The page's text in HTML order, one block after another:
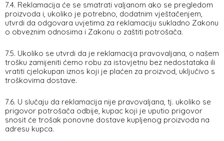
7.4. Reklamacija će se smatrati valjanom ako se pregledom
proizvoda i, ukoliko je potrebno, dodatnim vještačenjem,
utvrdi da odgovara uvjetima za reklamaciju sukladno Zakonu
o obveznim odnosima i Zakonu o zaštiti potrošača.
7.5. Ukoliko se utvrdi da je reklamacija pravovaljana, o našem
trošku zamijeniti ćemo robu za istovjetnu bez nedostataka ili
vratiti cjelokupan iznos koji je plaćen za proizvod, uključivo s
troškovima dostave.
7.6. U slučaju da reklamacija nije pravovaljana, tj. ukoliko se
prigovor potrošača odbije, kupac koji je uputio prigovor
snosit će trošak ponovne dostave kupljenog proizvoda na
adresu kupca.